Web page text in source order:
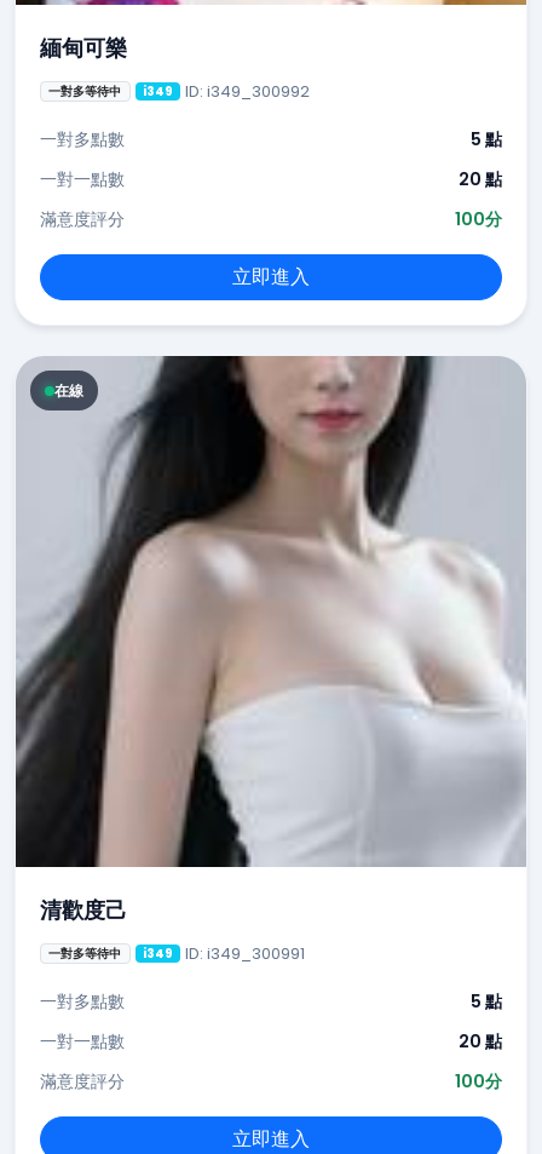
緬甸可樂
一對多等待中 i349 ID: i349_300992
一對多點數
5 點
一對一點數
20 點
滿意度評分
100分
立即進入
在線
清歡度己
一對多等待中 i349 ID: i349_300991
一對多點數
5 點
一對一點數
20 點
滿意度評分
100分
立即進入